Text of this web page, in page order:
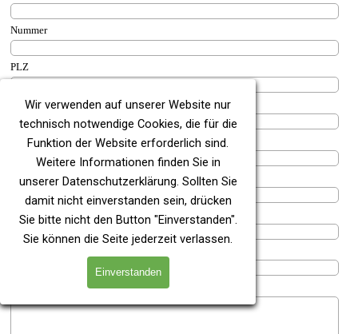
Wir verwenden auf unserer Website nur
technisch notwendige Cookies, die für die
Funktion der Website erforderlich sind.
Weitere Informationen finden Sie in
unserer Datenschutzerklärung. Sollten Sie
damit nicht einverstanden sein, drücken
Sie bitte nicht den Button "Einverstanden".
Sie können die Seite jederzeit verlassen.
Einverstanden
Nummer
PLZ
Tel.-Festnetz
Tel.-Mobil
E-Mail *